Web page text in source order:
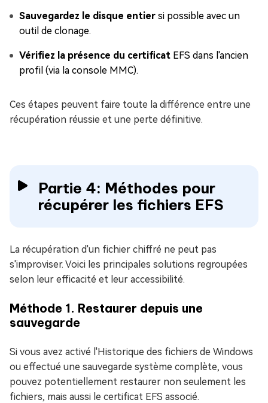
Sauvegardez le disque entier si possible avec un
outil de clonage.
Vérifiez la présence du certificat EFS dans l'ancien
profil (via la console MMC).
Ces étapes peuvent faire toute la différence entre une
récupération réussie et une perte définitive.
Partie 4: Méthodes pour
récupérer les fichiers EFS
La récupération d'un fichier chiffré ne peut pas
s'improviser. Voici les principales solutions regroupées
selon leur efficacité et leur accessibilité.
Méthode 1. Restaurer depuis une
sauvegarde
Si vous avez activé l'Historique des fichiers de Windows
ou effectué une sauvegarde système complète, vous
pouvez potentiellement restaurer non seulement les
fichiers, mais aussi le certificat EFS associé.